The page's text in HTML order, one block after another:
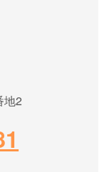
地2